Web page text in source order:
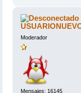
Moderador
Mensajes: 16145